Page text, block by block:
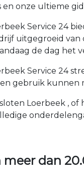
en onze ultieme
Service 24
uitgegroeid
de dag het
Service 24
gebruik kunnen
Loerbeek ,
meer dan